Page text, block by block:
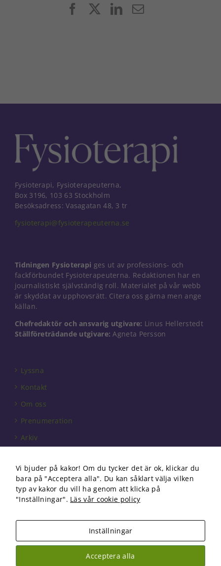
FacebookLinkedIn
E-
Fysioterapi, Fysioterapeuterna,
Box 3196, 103 63 Stockholm
Besöksadress: Vasagatan 48, 3 tr
fysioterapi@fysioterapeuterna.se
Tidningen Fysioterapi ges ut av professions- och
fackförbundet Fysioterapeuterna. Redaktionen har en
journalistiskt självständig roll. Materialet på vår webb
är skyddat av upphovsrätt. Citera oss gärna men ange
källan.
Chefredaktör och ansvarig utgivare: Linus Hellerstedt
Ställföreträdande utgivare: Agneta Persson
Lyssna
Kontakt
Om oss
Prenumeration
Arkiv
Förbundet
Om cookies
Copyright 2026 Fysioterapi | All Rights Reserved
Vi bjuder på kakor! Om du tycker det är ok, klickar du
bara på "Acceptera alla". Du kan såklart välja vilken
typ av kakor du vill ha genom att klicka på
"Inställningar". Läs vår cookie policy
Inställningar
Acceptera alla
Dessa kakor
går inte att
funktionalitet
och
uppbyggnad,
baserat på
hemsidan
används.
Upplevelse